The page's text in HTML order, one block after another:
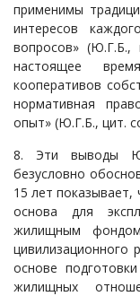
применимы
интересов
вопросов»
настоящее
кооперативов
нормативная
опыт» (Ю.Г.Б., цит.
8. Эти выводы
безусловно
15 лет
основа для
жилищным
цивилизационного
основе
жилищных